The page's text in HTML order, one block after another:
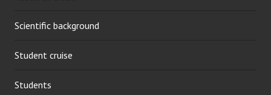
Scientific background
Student cruise
Students